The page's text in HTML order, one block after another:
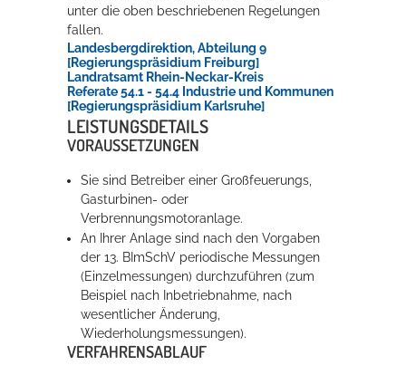
unter die oben beschriebenen Regelungen
fallen.
Landesbergdirektion, Abteilung 9
[Regierungspräsidium Freiburg]
Landratsamt Rhein-Neckar-Kreis
Referate 54.1 - 54.4 Industrie und Kommunen
[Regierungspräsidium Karlsruhe]
LEISTUNGSDETAILS
VORAUSSETZUNGEN
Sie sind Betreiber einer Großfeuerungs,
Gasturbinen- oder
Verbrennungsmotoranlage.
An Ihrer Anlage sind nach den Vorgaben
der 13. BImSchV periodische Messungen
(Einzelmessungen) durchzuführen (zum
Beispiel nach Inbetriebnahme, nach
wesentlicher Änderung,
Wiederholungsmessungen).
VERFAHRENSABLAUF